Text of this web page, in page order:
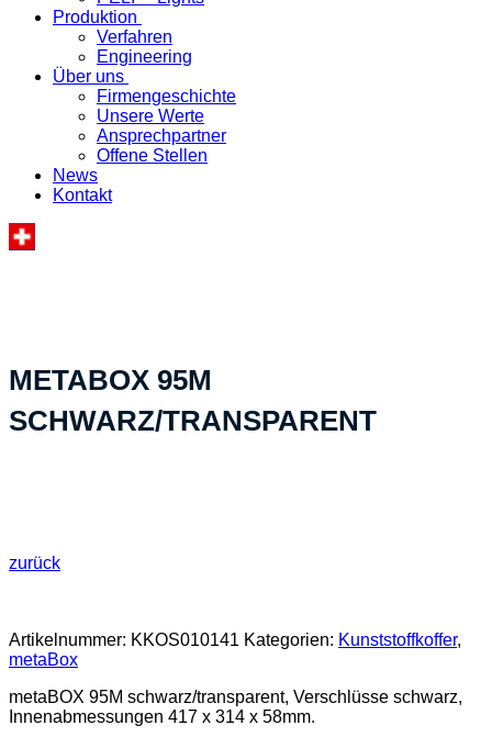
Produktion
Verfahren
Engineering
Über uns
Firmengeschichte
Unsere Werte
Ansprechpartner
Offene Stellen
News
Kontakt
METABOX 95M
SCHWARZ/TRANSPARENT
zurück
Artikelnummer: KKOS010141 Kategorien: Kunststoffkoffer,
metaBox
metaBOX 95M schwarz/transparent, Verschlüsse schwarz,
Innenabmessungen 417 x 314 x 58mm.